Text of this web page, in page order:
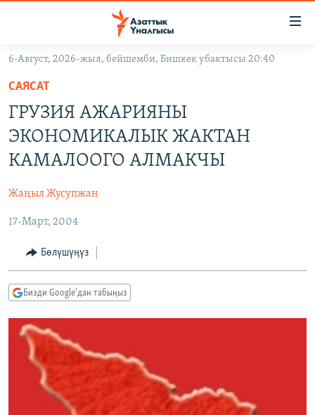
Навигацияга
өтүңүз
Издөөгө
салыңыз
САЯСАТ
МАДАНИЯТ
ДҮЙНӨ
УКРАИНА
ТВ ПРОГРАММАЛАР
БҮГҮН АЗАТТЫКТА
ЭКСПЕРТТЕР ТАЛДАЙТ
ДАНИСТЕ
ЭЖЕ-СИҢДИЛЕР
АЗАТТЫК+
ЫҢГАЙСЫЗ СУРООЛОР
ПОДКАСТ
ӨЗГӨЧӨ ПИКИР
Русский
ОНЛАЙН ШЕРИНЕ
6-Август, 2026-жыл, бейшемби, Бишкек убактысы 20:40
САЯСАТ
ГРУЗИЯ АЖАРИЯНЫ
ЭКОНОМИКАЛЫК ЖАКТАН
КАМАЛООГО АЛМАКЧЫ
Жаңыл Жусупжан
17-Март, 2004
Бөлүшүңүз
Бизди Google'дан табыңыз